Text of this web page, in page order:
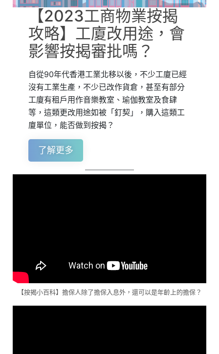
【2023工商物業按揭
攻略】工廈改用途，會
影響按揭審批嗎？
自從90年代香港工業北移以後，不少工廈已經
沒有工業生產，不少已改作貨倉，甚至有部分
工廈有租戶用作音樂教室、瑜伽教室及食肆
等，這類更改用途如被「釘契」，購入這類工
廈單位，能否做到按揭？
了解更多
【按揭小百科】擔保人除了擔保入息外，還可以是年齡上的擔保？